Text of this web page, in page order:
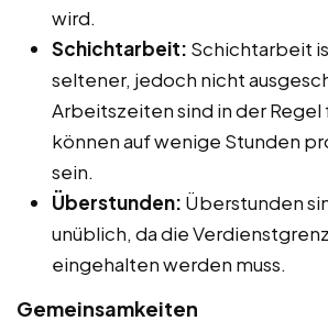
wird.
Schichtarbeit: Schichtarbeit
seltener, jedoch nicht
Arbeitszeiten sind in der Regel
können auf wenige Stunden
sein.
Überstunden: Überstunden
unüblich, da die
eingehalten werden muss.
Gemeinsamkeiten